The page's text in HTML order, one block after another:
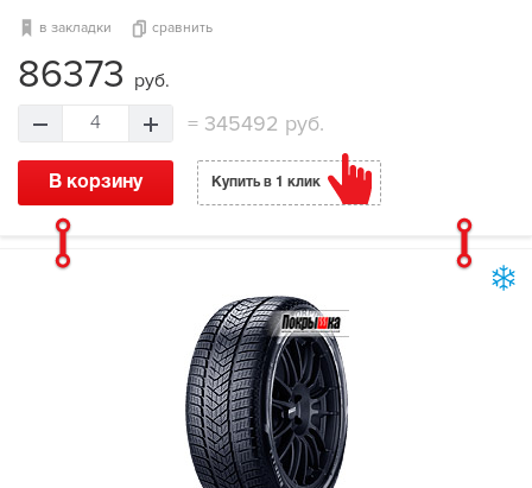
в закладки сравнить
86373 руб.
4 = 345492 руб.
В корзину Купить в 1 клик